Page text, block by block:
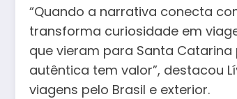
“Quando a narrativa conecta
transforma curiosidade em
que vieram para Santa
autêntica tem valor”, destacou
viagens pelo Brasil e exterior.